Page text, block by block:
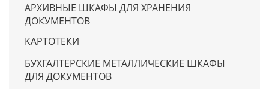
АРХИВНЫЕ ШКАФЫ ДЛЯ ХРАНЕНИЯ
ДОКУМЕНТОВ
КАРТОТЕКИ
БУХГАЛТЕРСКИЕ МЕТАЛЛИЧЕСКИЕ ШКАФЫ
ДЛЯ ДОКУМЕНТОВ